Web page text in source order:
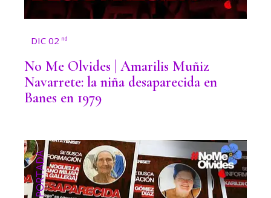
DIC 02 nd
No Me Olvides | Amarilis Muñiz
Navarrete: la niña desaparecida en
Banes en 1979
PORTADA